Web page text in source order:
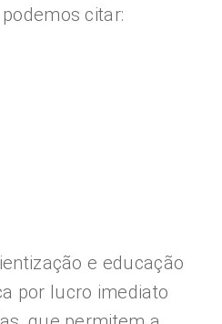
citar:
e educação
por lucro imediato